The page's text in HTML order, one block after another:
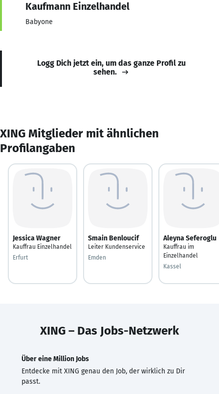
Kaufmann Einzelhandel
Babyone
Logg Dich jetzt ein, um das ganze Profil zu
sehen.
XING Mitglieder mit ähnlichen
Profilangaben
Jessica Wagner
Kauffrau Einzelhandel
Erfurt
Smain Benloucif
Leiter Kundenservice
Emden
Aleyna Seferoglu
Kauffrau im
Einzelhandel
Kassel
XING – Das Jobs-Netzwerk
Über eine Million Jobs
Entdecke mit XING genau den Job, der wirklich zu Dir
passt.